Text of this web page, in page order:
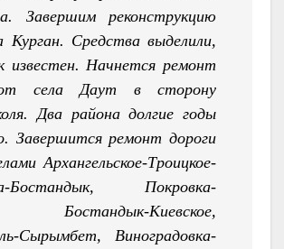
Завершим реконструкцию
Курган. Средства выделили,
известен. Начнется ремонт
села Даут в сторону
Два района долгие годы
Завершится ремонт дороги
Архангельское-Троицкое-
Бостандык, Покровка-
Бостандык-Киевское,
Сырымбет, Виноградовка-